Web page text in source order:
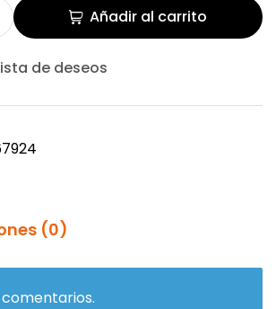
Añadir al carrito
de deseos
(0)